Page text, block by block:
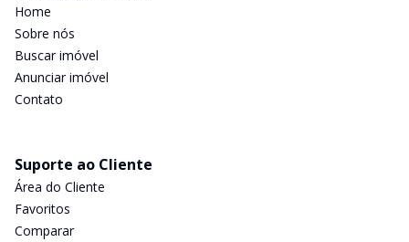
Home
Sobre nós
Buscar imóvel
Anunciar imóvel
Contato
Suporte ao Cliente
Área do Cliente
Favoritos
Comparar